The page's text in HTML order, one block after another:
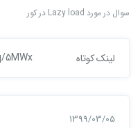
سوال در مورد Lazy load در کور
لینک کوتاه
1399/03/05